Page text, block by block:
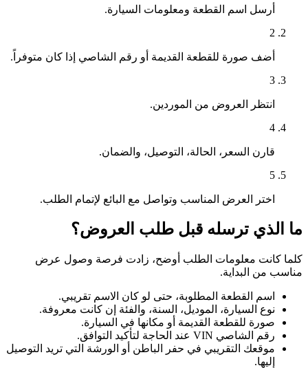
أرسل اسم القطعة ومعلومات السيارة.
2
أضف صورة للقطعة القديمة أو رقم الشاصي إذا كان متوفراً.
3
انتظر العروض من الموردين.
4
قارن السعر، الحالة، التوصيل، والضمان.
5
اختر العرض المناسب وتواصل مع البائع لإتمام الطلب.
ما الذي ترسله قبل طلب العروض؟
كلما كانت معلومات الطلب أوضح، زادت فرصة وصول عرض
مناسب من البداية.
اسم القطعة المطلوبة، حتى لو كان الاسم تقريبي.
نوع السيارة، الموديل، السنة، والفئة إن كانت معروفة.
صورة للقطعة القديمة أو مكانها في السيارة.
رقم الشاصي VIN عند الحاجة لتأكيد التوافق.
موقعك التقريبي في حفر الباطن أو الورشة التي تريد التوصيل
إليها.